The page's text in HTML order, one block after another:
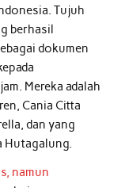
Tujuh
berhasil
dokumen
Mereka adalah
Cania Citta
dan yang
Hutagalung.
namun